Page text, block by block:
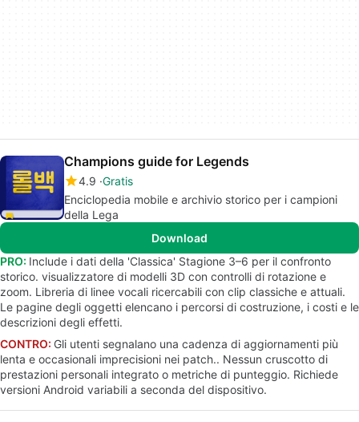
Champions guide for Legends
4.9 Gratis
Enciclopedia mobile e archivio storico per i campioni
della Lega
Download
PRO: Include i dati della 'Classica' Stagione 3–6 per il confronto
storico. visualizzatore di modelli 3D con controlli di rotazione e
zoom. Libreria di linee vocali ricercabili con clip classiche e attuali.
Le pagine degli oggetti elencano i percorsi di costruzione, i costi e le
descrizioni degli effetti.
CONTRO: Gli utenti segnalano una cadenza di aggiornamenti più
lenta e occasionali imprecisioni nei patch.. Nessun cruscotto di
prestazioni personali integrato o metriche di punteggio. Richiede
versioni Android variabili a seconda del dispositivo.